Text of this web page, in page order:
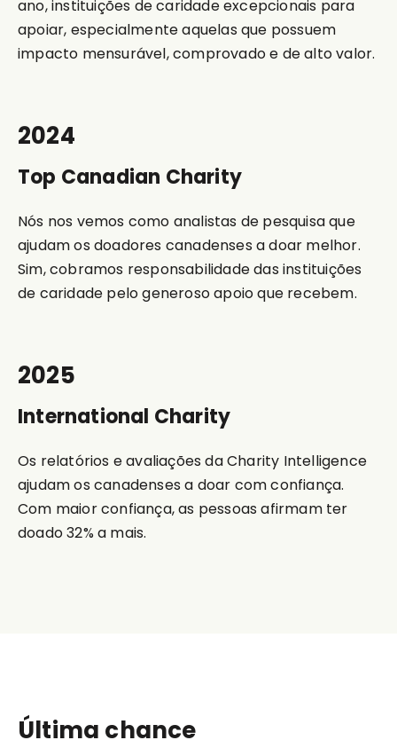
ano, instituições de caridade excepcionais para
apoiar, especialmente aquelas que possuem
impacto mensurável, comprovado e de alto valor.
2024
Top Canadian Charity
Nós nos vemos como analistas de pesquisa que
ajudam os doadores canadenses a doar melhor.
Sim, cobramos responsabilidade das instituições
de caridade pelo generoso apoio que recebem.
2025
International Charity
Os relatórios e avaliações da Charity Intelligence
ajudam os canadenses a doar com confiança.
Com maior confiança, as pessoas afirmam ter
doado 32% a mais.
Última chance